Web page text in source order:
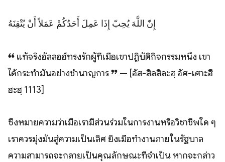
إِنّ اللَّهَ يُحِبّ إِذَا عَمِلَ أَحَدُكُمْ عَمَلاً أَنْ يُتْقِنَهُ
❝ แท้จริงอัลลอฮ์ทรงรักผู้ที่เมื่อเขาปฏิบัติกิจกรรมหนึ่ง เขา
ได้กระทำมันอย่างชำนาญการ ❞ — [อัส-สิลสิละฮฺ อัศ-เศาะฮี
ฮะฮฺ 1113]
ซึ่งหมายความว่าเมื่อเรามีส่วนร่วมในการงานหรือวิชาชีพใด ๆ
เราควรมุ่งมั่นสู่ความเป็นเลิศ ยิ่งเมื่อทำงานภายในรัฐบาล
ความสามารถจะกลายเป็นคุณลักษณะที่จำเป็น หากจะกล่าว